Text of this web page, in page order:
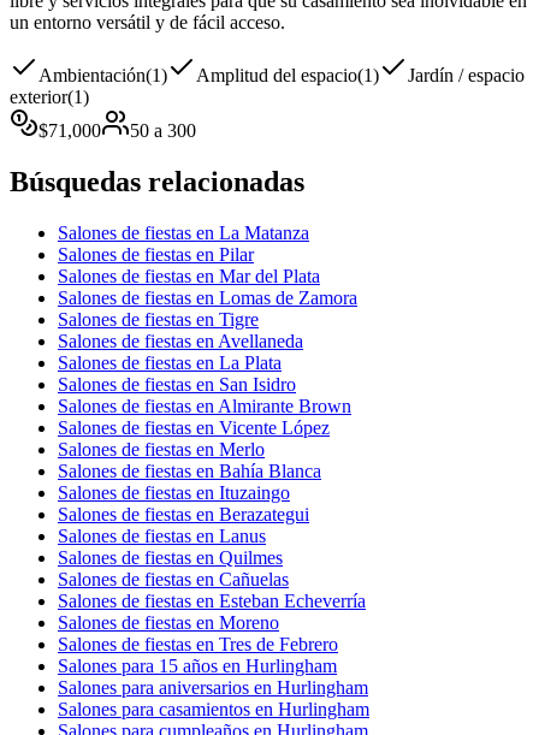
un entorno versátil y de fácil acceso.
Ambientación(1) Amplitud del espacio(1)
Jardín / espacio
exterior(1)
$71,000 50 a 300
Búsquedas relacionadas
Salones de fiestas en La Matanza
Salones de fiestas en Pilar
Salones de fiestas en Mar del Plata
Salones de fiestas en Lomas de Zamora
Salones de fiestas en Tigre
Salones de fiestas en Avellaneda
Salones de fiestas en La Plata
Salones de fiestas en San Isidro
Salones de fiestas en Almirante Brown
Salones de fiestas en Vicente López
Salones de fiestas en Merlo
Salones de fiestas en Bahía Blanca
Salones de fiestas en Ituzaingo
Salones de fiestas en Berazategui
Salones de fiestas en Lanus
Salones de fiestas en Quilmes
Salones de fiestas en Cañuelas
Salones de fiestas en Esteban Echeverría
Salones de fiestas en Moreno
Salones de fiestas en Tres de Febrero
Salones para 15 años en Hurlingham
Salones para aniversarios en Hurlingham
Salones para casamientos en Hurlingham
Salones para cumpleaños en Hurlingham